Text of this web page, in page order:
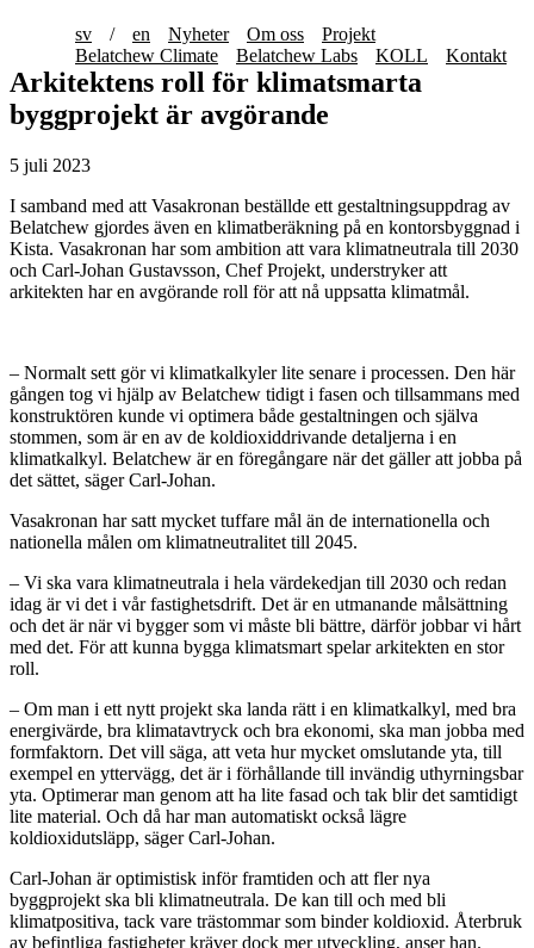
sv / en Nyheter Om oss
Projekt
Belatchew Climate
Belatchew Labs KOLL Kontakt
Arkitektens roll för klimatsmarta
byggprojekt är avgörande
5 juli 2023
I samband med att Vasakronan beställde ett gestaltningsuppdrag av
Belatchew gjordes även en klimatberäkning på en kontorsbyggnad i
Kista. Vasakronan har som ambition att vara klimatneutrala till 2030
och Carl-Johan Gustavsson, Chef Projekt, understryker att
arkitekten har en avgörande roll för att nå uppsatta klimatmål.
– Normalt sett gör vi klimatkalkyler lite senare i processen. Den här
gången tog vi hjälp av Belatchew tidigt i fasen och tillsammans med
konstruktören kunde vi optimera både gestaltningen och själva
stommen, som är en av de koldioxiddrivande detaljerna i en
klimatkalkyl. Belatchew är en föregångare när det gäller att jobba på
det sättet, säger Carl-Johan.
Vasakronan har satt mycket tuffare mål än de internationella och
nationella målen om klimatneutralitet till 2045.
– Vi ska vara klimatneutrala i hela värdekedjan till 2030 och redan
idag är vi det i vår fastighetsdrift. Det är en utmanande målsättning
och det är när vi bygger som vi måste bli bättre, därför jobbar vi hårt
med det. För att kunna bygga klimatsmart spelar arkitekten en stor
roll.
– Om man i ett nytt projekt ska landa rätt i en klimatkalkyl, med bra
energivärde, bra klimatavtryck och bra ekonomi, ska man jobba med
formfaktorn. Det vill säga, att veta hur mycket omslutande yta, till
exempel en yttervägg, det är i förhållande till invändig uthyrningsbar
yta. Optimerar man genom att ha lite fasad och tak blir det samtidigt
lite material. Och då har man automatiskt också lägre
koldioxidutsläpp, säger Carl-Johan.
Carl-Johan är optimistisk inför framtiden och att fler nya
byggprojekt ska bli klimatneutrala. De kan till och med bli
klimatpositiva, tack vare trästommar som binder koldioxid. Återbruk
av befintliga fastigheter kräver dock mer utveckling, anser han.